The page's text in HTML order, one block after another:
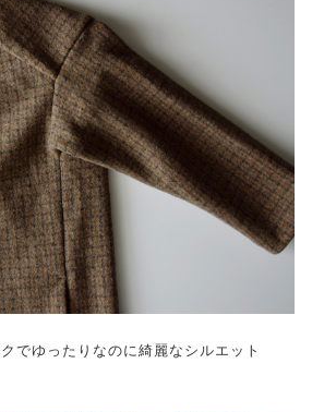
でゆったりなのに綺麗なシルエット